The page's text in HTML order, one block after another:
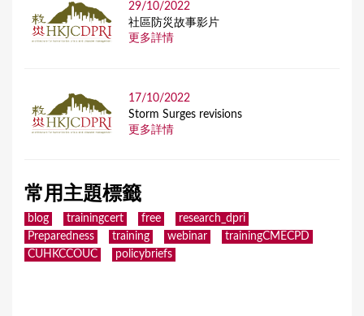
29/10/2022
社區防災故事影片
更多詳情
17/10/2022
Storm Surges revisions
更多詳情
常用主題標籤
blog trainingcert free
research_dpri
Preparedness
training webinar
trainingCMECPD
CUHKCCOUC
policybriefs